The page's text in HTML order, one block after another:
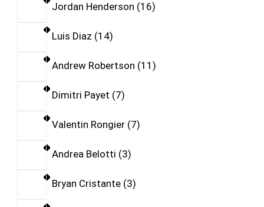
Jordan Henderson 16
Luis Diaz 14
Andrew Robertson 11
Dimitri Payet 7
Valentin Rongier 7
Andrea Belotti 3
Bryan Cristante 3